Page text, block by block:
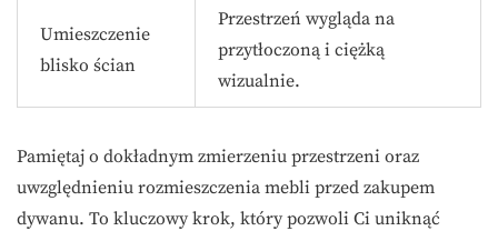
Umieszczenie
blisko ścian
Przestrzeń wygląda na
przytłoczoną i ciężką
wizualnie.
Pamiętaj o dokładnym zmierzeniu przestrzeni oraz
uwzględnieniu rozmieszczenia mebli przed zakupem
dywanu. To kluczowy krok, który pozwoli Ci uniknąć